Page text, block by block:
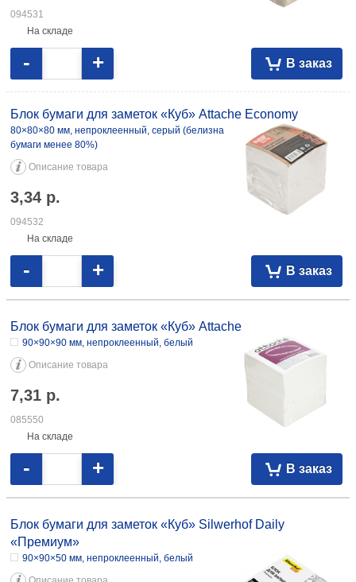
094531
На складе
В заказ
- +
Блок бумаги для заметок «Куб» Attache Economy
80×80×80 мм, непроклеенный, серый (белизна
бумаги менее 80%)
Описание товара
3,34 р.
094532
На складе
В заказ
- +
Блок бумаги для заметок «Куб» Attache
90×90×90 мм, непроклеенный, белый
Описание товара
7,31 р.
085550
На складе
В заказ
- +
Блок бумаги для заметок «Куб» Silwerhof Daily
«Премиум»
90×90×50 мм, непроклеенный, белый